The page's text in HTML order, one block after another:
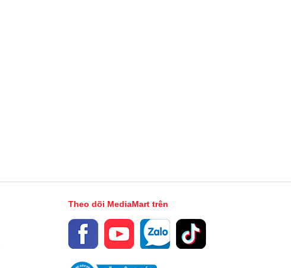
Theo dõi MediaMart trên